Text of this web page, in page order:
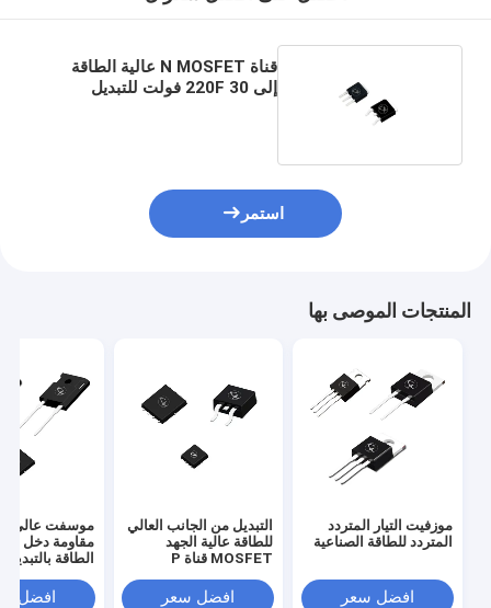
قناة N MOSFET عالية الطاقة
إلى 220F 30 فولت للتبديل
استمر
المنتجات الموصى بها
موزفيت التيار المتردد
المتردد للطاقة الصناعية
افضل سعر
التبديل من الجانب العالي
للطاقة عالية الجهد
MOSFET قناة P
افضل سعر
موسفت عالي
مقاومة دخل
الطاقة بالتبديل
افضل